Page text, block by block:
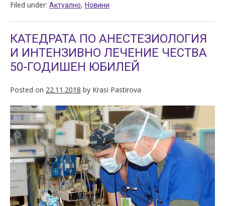
Filed under: Актуално, Новини
КАТЕДРАТА ПО АНЕСТЕЗИОЛОГИЯ
И ИНТЕНЗИВНО ЛЕЧЕНИЕ ЧЕСТВА
50-ГОДИШЕН ЮБИЛЕЙ
Posted on 22.11.2018 by Krasi Pastirova